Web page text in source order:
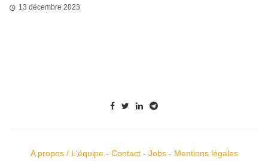
13 décembre 2023
A propos / L'équipe- Contact- Jobs- Mentions légales